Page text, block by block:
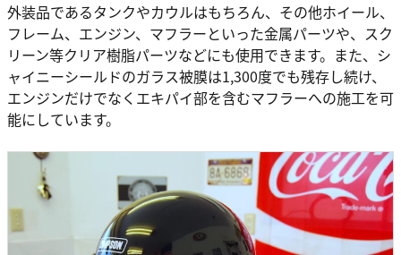
外装品であるタンクやカウルはもちろん、その他ホイール、
フレーム、エンジン、マフラーといった金属パーツや、スク
リーン等クリア樹脂パーツなどにも使用できます。また、シ
ャイニーシールドのガラス被膜は1,300度でも残存し続け、
エンジンだけでなくエキパイ部を含むマフラーへの施工を可
能にしています。